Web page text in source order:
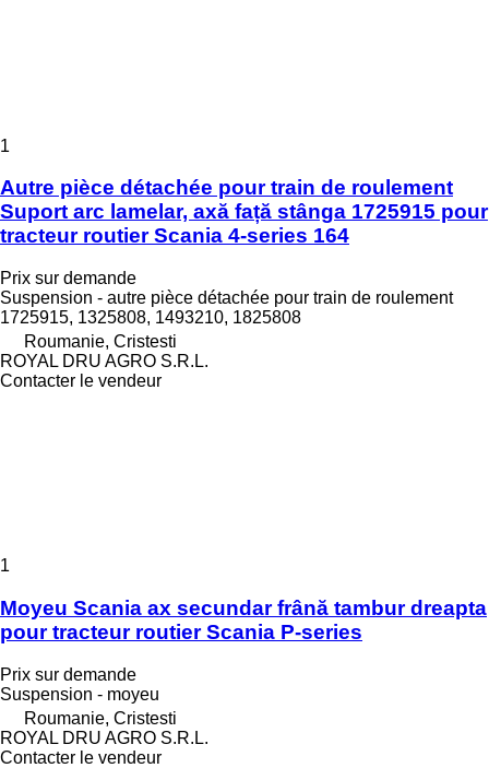
1
Autre pièce détachée pour train de roulement
Suport arc lamelar, axă față stânga 1725915 pour
tracteur routier Scania 4-series 164
Prix sur demande
Suspension - autre pièce détachée pour train de roulement
1725915, 1325808, 1493210, 1825808
Roumanie, Cristesti
ROYAL DRU AGRO S.R.L.
Contacter le vendeur
1
Moyeu Scania ax secundar frână tambur dreapta
pour tracteur routier Scania P-series
Prix sur demande
Suspension - moyeu
Roumanie, Cristesti
ROYAL DRU AGRO S.R.L.
Contacter le vendeur